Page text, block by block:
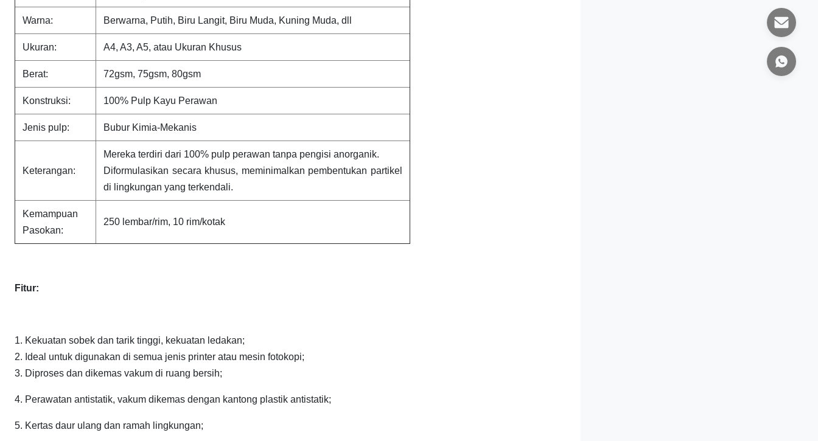
Warna: Berwarna, Putih, Biru Langit, Biru Muda, Kuning Muda, dll
Ukuran: A4, A3, A5, atau Ukuran Khusus
Berat: 72gsm, 75gsm, 80gsm
Konstruksi: 100% Pulp Kayu Perawan
Jenis pulp: Bubur Kimia-Mekanis
Keterangan:
Mereka terdiri dari 100% pulp perawan tanpa pengisi anorganik.
Diformulasikan secara khusus, meminimalkan pembentukan partikel
di lingkungan yang terkendali.
Kemampuan
Pasokan:
250 lembar/rim, 10 rim/kotak
Fitur:
1. Kekuatan sobek dan tarik tinggi, kekuatan ledakan;
2. Ideal untuk digunakan di semua jenis printer atau mesin fotokopi;
3. Diproses dan dikemas vakum di ruang bersih;
4. Perawatan antistatik, vakum dikemas dengan kantong plastik antistatik;
5. Kertas daur ulang dan ramah lingkungan;